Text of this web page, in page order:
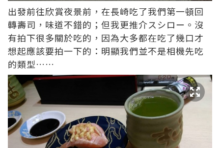
出發前往欣賞夜景前，在長崎吃了我們第一頓回
轉壽司，味道不錯的；但我更推介スシロー。沒
有拍下很多關於吃的，因為大多都在吃了幾口才
想起應該要拍一下的：明顯我們並不是相機先吃
的類型……